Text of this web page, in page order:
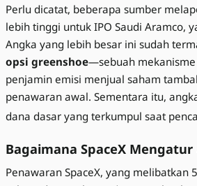
Perlu dicatat, beberapa sumber
lebih tinggi untuk IPO Saudi Aramco,
Angka yang lebih besar ini sudah
opsi greenshoe—sebuah
penjamin emisi menjual saham
penawaran awal. Sementara itu,
dana dasar yang terkumpul saat
Bagaimana SpaceX Mengatur
Penawaran SpaceX, yang melibatkan